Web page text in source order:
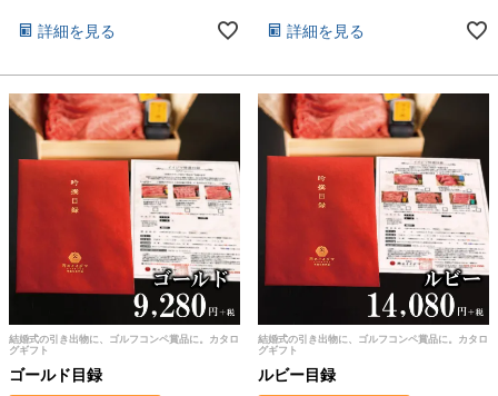
詳細を見る 詳細を見る
結婚式の引き出物に、ゴルフコンペ賞品に。カタロ
グギフト
ゴールド目録
結婚式の引き出物に、ゴルフコンペ賞品に。カタロ
グギフト
ルビー目録